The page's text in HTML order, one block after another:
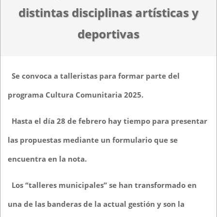
distintas disciplinas artísticas y
deportivas
Se convoca a talleristas para formar parte del
programa Cultura Comunitaria 2025.
Hasta el día 28 de febrero hay tiempo para presentar
las propuestas mediante un formulario que se
encuentra en la nota.
Los “talleres municipales” se han transformado en
una de las banderas de la actual gestión y son la